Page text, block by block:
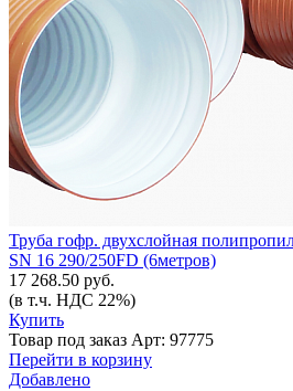
Труба гофр. двухслойная
SN 16 290/250FD (6метров)
17 268.50 руб.
(в т.ч. НДС 22%)
Купить
Товар под заказ Арт: 97775
Перейти в корзину
Добавлено